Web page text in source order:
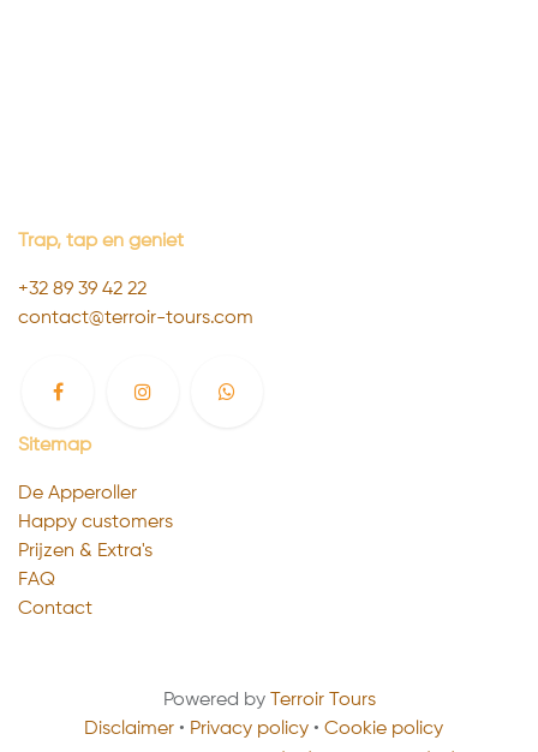
Trap, tap en geniet
+32 89 39 42 22
contact@terroir-tours.com
Sitemap
De Apperoller
Happy customers
Prijzen & Extra's
FAQ
Contact
Powered by Terroir Tours
Disclaimer• Privacy policy• Cookie policy